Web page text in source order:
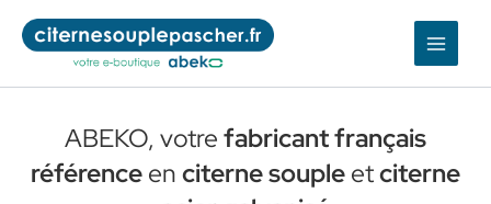
contenu
ABEKO, votrefabricant français
référenceenciterne soupleetciterne